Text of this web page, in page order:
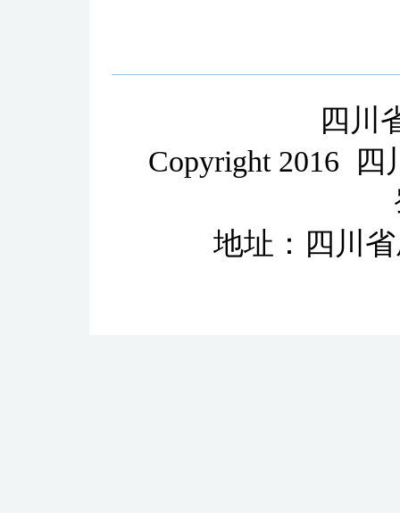
四川
Copyright 2016 四
地址：四川省